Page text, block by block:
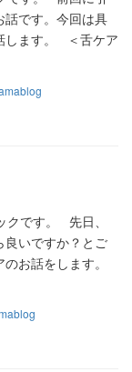
話です。今回は具
します。 ＜舌ケア
です。 先日、
良いですか？とご
お話をします。